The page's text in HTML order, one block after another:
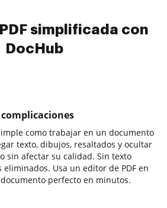
simplificada con
DocHub
complicaciones
como trabajar en un documento
texto, dibujos, resaltados y ocultar
sin afectar su calidad. Sin texto
Usa un editor de PDF en
perfecto en minutos.